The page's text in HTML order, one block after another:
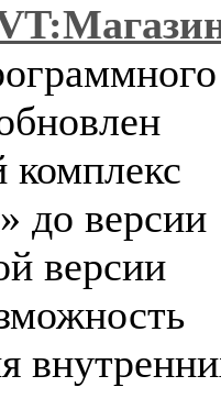
до версии
версии